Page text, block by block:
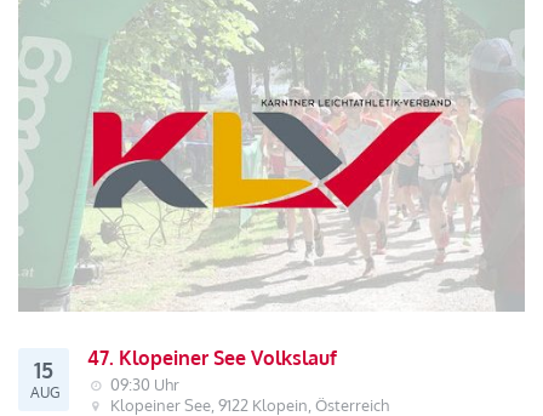
15
AUG
47. Klopeiner See Volkslauf
09:30 Uhr
Klopeiner See, 9122 Klopein, Österreich